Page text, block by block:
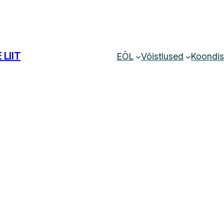
LIIT EÕL Võistlused Koondis